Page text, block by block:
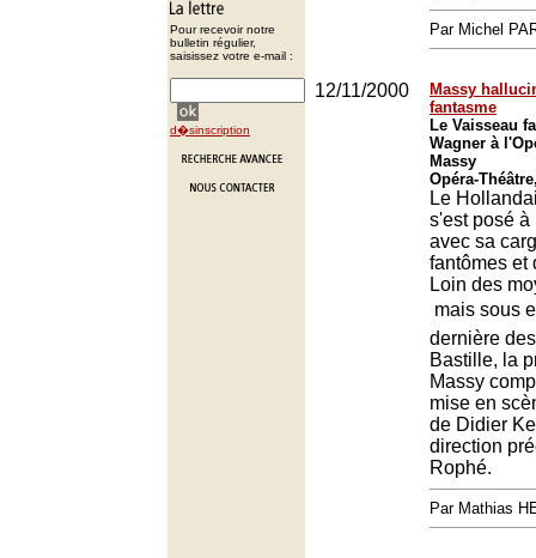
Pour recevoir notre
bulletin régulier,
saisissez votre e-mail :
d�sinscription
Par Michel
12/11/2000
Massy
fantasme
Le Vaisseau
Wagner à
Massy
Opéra-
Le
s'est posé à
avec sa
fantômes et
Loin des
 mais sous
dernière
Bastille, la
Massy
mise en
de Didier
direction
Rophé.
Par Mathias